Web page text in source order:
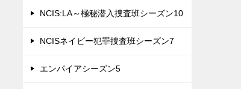
NCIS:LA～極秘潜入捜査班シーズン10
NCISネイビー犯罪捜査班シーズン7
エンパイアシーズン5